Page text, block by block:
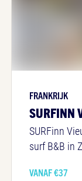
FRANKRIJK
SURFINN
SURFinn
surf B&B in
VANAF €37